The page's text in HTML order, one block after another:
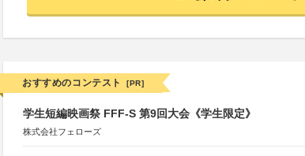
おすすめのコンテスト [PR]
学生短編映画祭 FFF-S 第9回大会《学生限定》
株式会社フェローズ